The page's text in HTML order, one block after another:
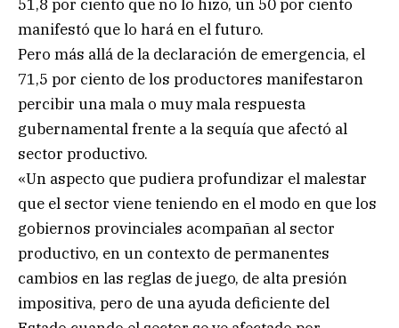
51,8 por ciento que no lo hizo, un 50 por ciento
manifestó que lo hará en el futuro.
Pero más allá de la declaración de emergencia, el
71,5 por ciento de los productores manifestaron
percibir una mala o muy mala respuesta
gubernamental frente a la sequía que afectó al
sector productivo.
«Un aspecto que pudiera profundizar el malestar
que el sector viene teniendo en el modo en que los
gobiernos provinciales acompañan al sector
productivo, en un contexto de permanentes
cambios en las reglas de juego, de alta presión
impositiva, pero de una ayuda deficiente del